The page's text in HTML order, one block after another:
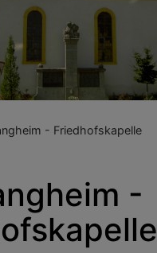
- Friedhofskapelle
-